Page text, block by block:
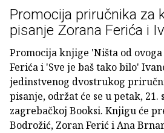
Promocija priručnika za
pisanje Zorana Ferića i
Promocija knjige 'Ništa od
Ferića i 'Sve je baš tako bilo'
jedinstvenog dvostrukog
pisanje, održat će se u petak, 21.
zagrebačkoj Booksi. Knjigu će
Bodrožić, Zoran Ferić i Ana